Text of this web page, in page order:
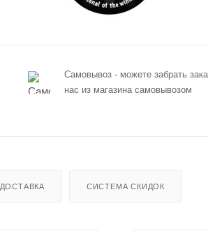
Самовывоз - можете забрать
нас из магазина самовывозом
ДОСТАВКА СИСТЕМА СКИДОК